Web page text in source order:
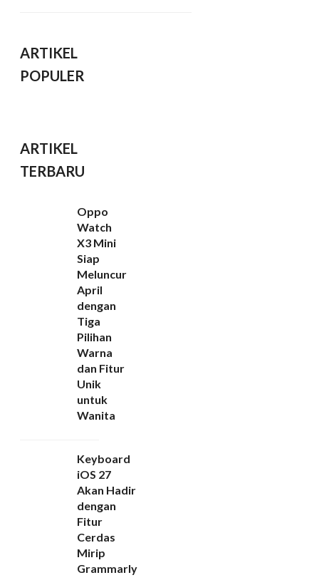
ARTIKEL
POPULER
ARTIKEL
TERBARU
Oppo
Watch
X3 Mini
Siap
Meluncur
April
dengan
Tiga
Pilihan
Warna
dan Fitur
Unik
untuk
Wanita
Keyboard
iOS 27
Akan Hadir
dengan
Fitur
Cerdas
Mirip
Grammarly